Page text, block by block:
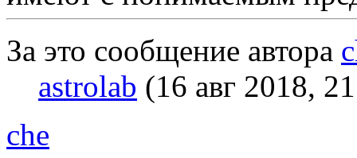
За это сообщение автора
astrolab (16 авг 2018,
che